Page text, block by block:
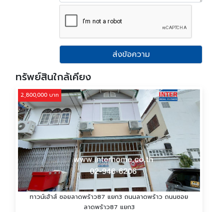
ส่งข้อความ
ทรัพย์สินใกล้เคียง
2,800,000 บาท
ทาวน์เฮ้าส์ ซอยลาดพร้าว87 แยก3 ถนนลาดพร้าว ถนนซอย
ลาดพร้าว87 แยก3